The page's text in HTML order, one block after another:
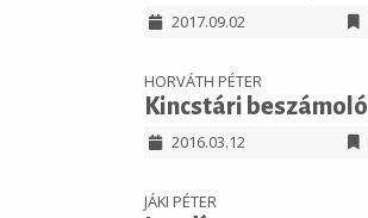
2017.09.02
HORVÁTH PÉTER
Kincstári beszámoló
2016.03.12
JÁKI PÉTER